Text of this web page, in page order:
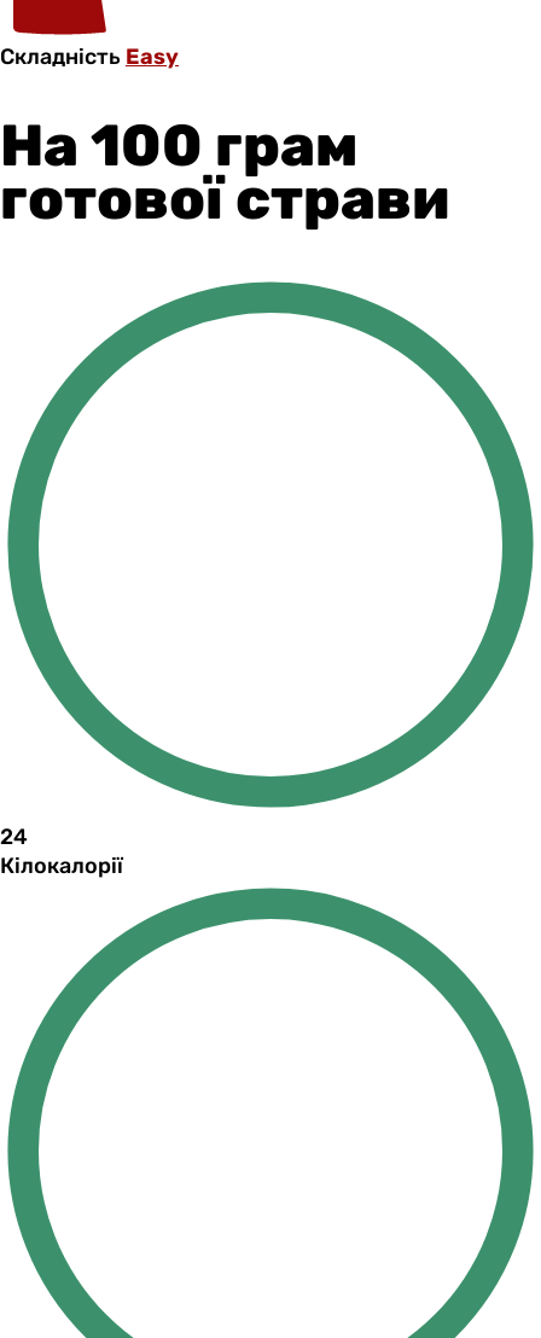
Складність Easy
На 100 грам
готової страви
24
Кілокалорії